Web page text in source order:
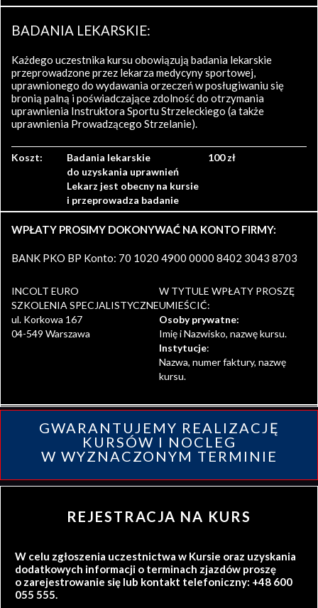
BADANIA LEKARSKIE:
Każdego uczestnika kursu obowiązują badania lekarskie
przeprowadzone przez lekarza medycyny sportowej,
uprawnionego do wydawania orzeczeń w posługiwaniu się
bronią palną i poświadczające zdolność do otrzymania
uprawnienia Instruktora Sportu Strzeleckiego (a także
uprawnienia Prowadzącego Strzelanie).
Koszt:
Badania lekarskie
do uzyskania uprawnień
Lekarz jest obecny na kursie
i przeprowadza badanie
100 zł
WPŁATY PROSIMY DOKONYWAĆ NA KONTO FIRMY:
BANK PKO BP Konto: 70 1020 4900 0000 8402 3043 8703
INCOLT EURO
SZKOLENIA SPECJALISTYCZNE
ul. Korkowa 167
04-549 Warszawa
W TYTULE WPŁATY PROSZĘ
UMIEŚCIĆ:
Osoby prywatne:
Imię i Nazwisko, nazwę kursu.
Instytucje:
Nazwa, numer faktury, nazwę
kursu.
GWARANTUJEMY REALIZACJĘ
KURSÓW I NOCLEG
W WYZNACZONYM TERMINIE
REJESTRACJA NA KURS
W celu zgłoszenia uczestnictwa w Kursie oraz uzyskania
dodatkowych informacji o terminach zjazdów proszę
o zarejestrowanie się lub kontakt telefoniczny: +48 600
055 555.